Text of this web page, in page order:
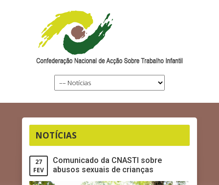
NOTÍCIAS
27
FEV
Comunicado da CNASTI sobre
abusos sexuais de crianças